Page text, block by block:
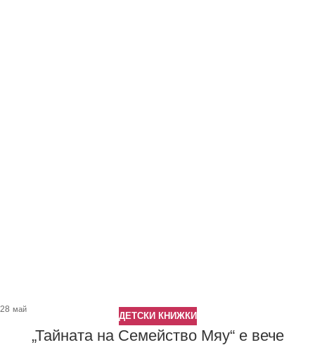
28 май
ДЕТСКИ КНИЖКИ
„Тайната на Семейство Мяу“ e вече